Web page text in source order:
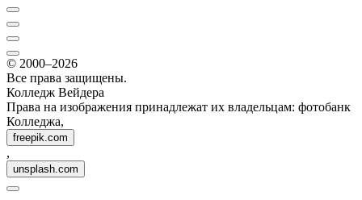
© 2000–2026
Все права защищены.
Колледж Вейдера
Права на изображения принадлежат их владельцам: фотобанк
Колледжа,
freepik.com
,
unsplash.com